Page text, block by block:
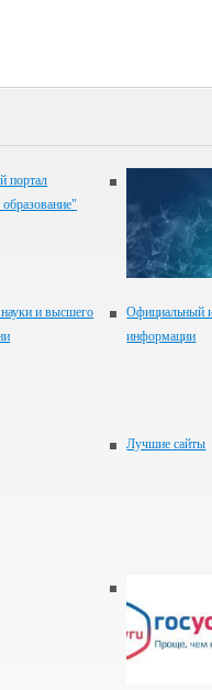
портал
и высшего
Официальный
информации
Лучшие сайты